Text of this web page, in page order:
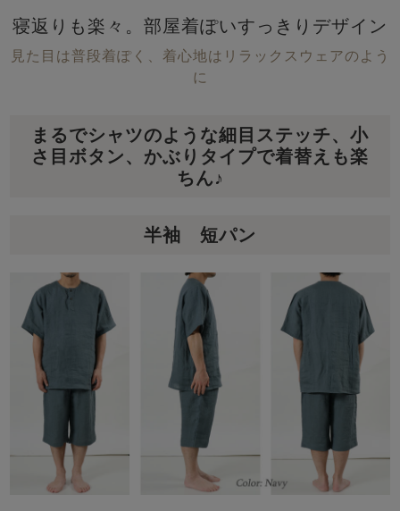
寝返りも楽々。部屋着ぽいすっきりデザイン
見た目は普段着ぽく、着心地はリラックスウェアのよう
に
まるでシャツのような細目ステッチ、小
さ目ボタン、かぶりタイプで着替えも楽
ちん♪
半袖 短パン